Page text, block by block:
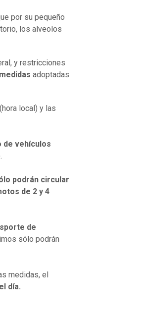
por su pequeño
los alveolos
y restricciones
adoptadas
local) y las
de vehículos
podrán circular
de 2 y 4
de
sólo podrán
medidas, el
día.